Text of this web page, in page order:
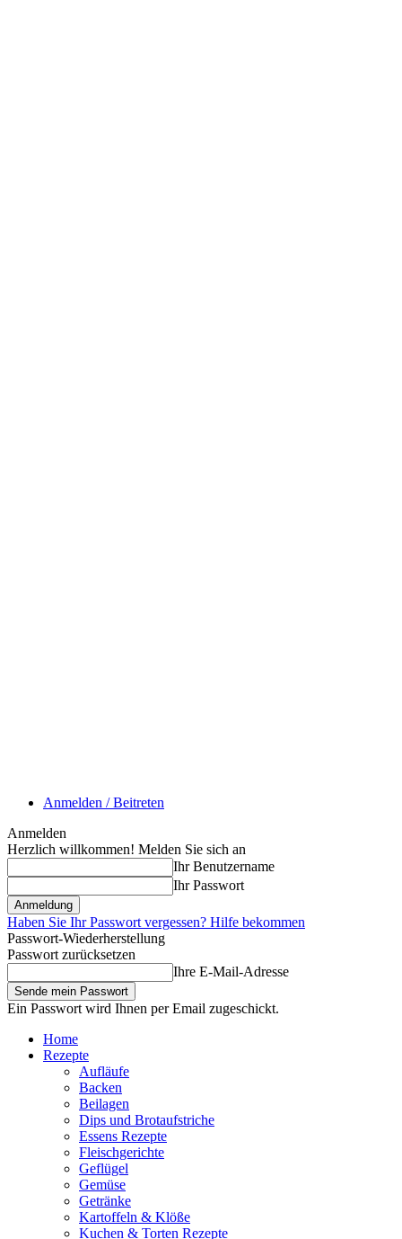
Anmelden / Beitreten
Anmelden
Herzlich willkommen! Melden Sie sich an
Ihr Benutzername
Ihr Passwort
Haben Sie Ihr Passwort vergessen? Hilfe bekommen
Passwort-Wiederherstellung
Passwort zurücksetzen
Ihre E-Mail-Adresse
Ein Passwort wird Ihnen per Email zugeschickt.
Home
Rezepte
Aufläufe
Backen
Beilagen
Dips und Brotaufstriche
Essens Rezepte
Fleischgerichte
Geflügel
Gemüse
Getränke
Kartoffeln & Klöße
Kuchen & Torten Rezepte